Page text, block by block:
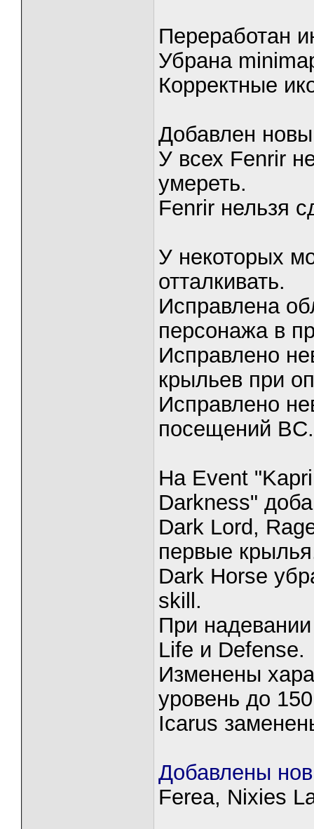
Переработан
Убрана
Корректные
Добавлен
У всех Fenrir
умереть.
Fenrir нельзя
У некоторых
отталкивать.
Исправлена
персонажа в
Исправлено
крыльев при
Исправлено
посещений BC.
На Event
Darkness"
Dark Lord,
первые
Dark Horse
skill.
При
Life и Defense.
Изменены
уровень до
Icarus
Добавлены
Ferea, Nixies